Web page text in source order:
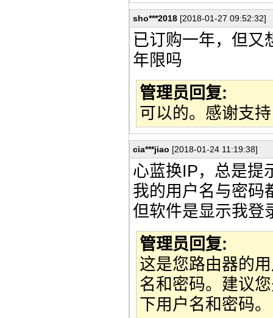
sho***2018 [2018-01-27 09:52:32]
已订购一年，但又
年限吗
管理员回复:
可以的。感谢支
cia***jiao [2018-01-24 11:19:38]
心蓝换IP，总是提
我的用户名与密码
但软件是显示我登
管理员回复:
这是您路由器的
名和密码。建议
下用户名和密码。